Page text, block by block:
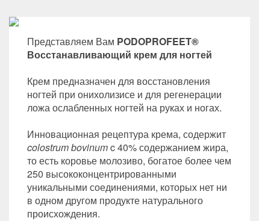
Представляем Вам PODOPROFEET®
Восстанавливающий крем для ногтей
Крем предназначен для восстановления
ногтей при онихолизисе и для регенерации
ложа ослабленных ногтей на руках и ногах.
Инновационная рецептура крема, содержит
colostrum bovinumc 40% содержанием жира,
то есть коровье молозиво, богатое более чем
250 высококонцентрированными
уникальными соединениями, которых нет ни
в одном другом продукте натурального
происхождения.